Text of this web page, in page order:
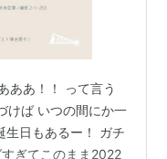
ああ！！ って言う
けば いつの間にか一
生日もあるー！ ガチ
ぎてこのまま2022